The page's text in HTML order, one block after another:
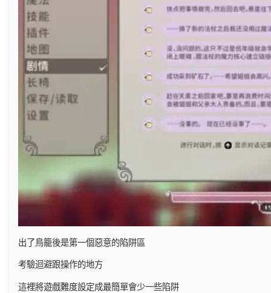
出了鳥籠後是第一個惡意的陷阱區
考驗迴避跟操作的地方
這裡將遊戲難度設定成最簡單會少一些陷阱